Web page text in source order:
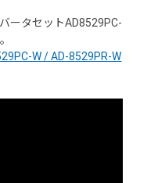
ータセットAD8529PC-
W / AD-8529PR-W